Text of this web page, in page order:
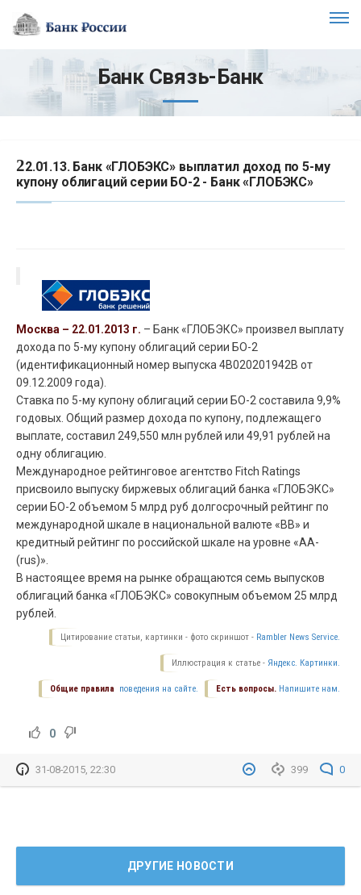
Банк Связь-Банк
22.01.13. Банк «ГЛОБЭКС» выплатил доход по 5-му
купону облигаций серии БО-2 - Банк «ГЛОБЭКС»
Москва – 22.01.2013 г. – Банк «ГЛОБЭКС» произвел выплату
дохода по 5-му купону облигаций серии БО-2
(идентификационный номер выпуска 4В020201942В от
09.12.2009 года).
Ставка по 5-му купону облигаций серии БО-2 составила 9,9%
годовых. Общий размер дохода по купону, подлежащего
выплате, составил 249,550 млн рублей или 49,91 рублей на
одну облигацию.
Международное рейтинговое агентство Fitch Ratings
присвоило выпуску биржевых облигаций банка «ГЛОБЭКС»
серии БO-2 объемом 5 млрд руб долгосрочный рейтинг по
международной шкале в национальной валюте «BB» и
кредитный рейтинг по российской шкале на уровне «AA-
(rus)».
В настоящее время на рынке обращаются семь выпусков
облигаций банка «ГЛОБЭКС» совокупным объемом 25 млрд
рублей.
Цитирование статьи, картинки - фото скриншот - Rambler News Service.
Иллюстрация к статье - Яндекс. Картинки.
Есть вопросы. Напишите нам.
Общие правила поведения на сайте.
0
399 0
31-08-2015, 22:30
ДРУГИЕ НОВОСТИ